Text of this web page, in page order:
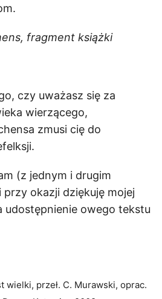
fragment książki
czy uważasz się za
wierzącego,
zmusi cię do
(z jednym i drugim
okazji dziękuję mojej
udostępnienie owego tekstu
wielki, przeł. C. Murawski, oprac.